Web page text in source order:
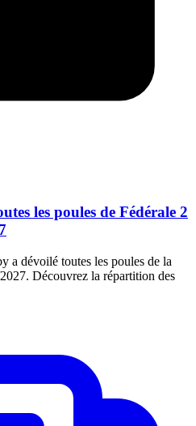
les poules de Fédérale 2
a dévoilé toutes les poules de la
Découvrez la répartition des